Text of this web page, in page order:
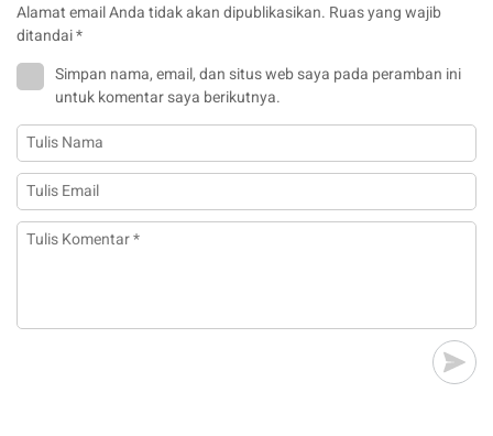
Alamat email Anda tidak akan dipublikasikan. Ruas yang wajib
ditandai*
Simpan nama, email, dan situs web saya pada peramban ini
untuk komentar saya berikutnya.